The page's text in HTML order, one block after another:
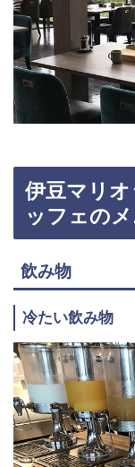
伊豆マリ
ッフェの
飲み物
冷たい飲み物